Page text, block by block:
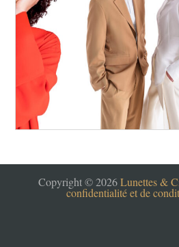
Copyright © 2026Lunettes &
confidentialité et de